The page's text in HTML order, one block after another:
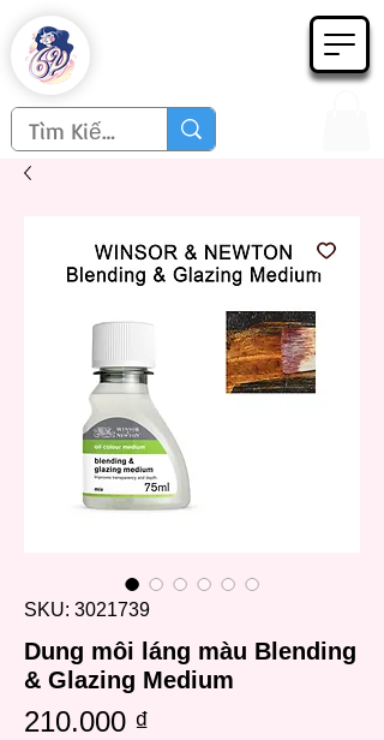
SKU: 3021739
Dung môi láng màu Blending
& Glazing Medium
210.000 ₫